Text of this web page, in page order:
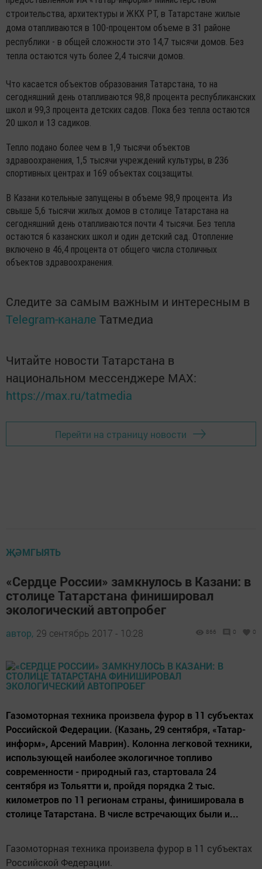
строительства, архитектуры и ЖКХ РТ, в Татарстане жилые
дома отапливаются в 100-процентом объеме в 31 районе
республики - в общей сложности это 14,7 тысячи домов. Без
тепла остаются чуть более 2,4 тысячи домов.
Что касается объектов образования Татарстана, то на
сегодняшний день отапливаются 98,8 процента республиканских
школ и 99,3 процента детских садов. Пока без тепла остаются
20 школ и 13 садиков.
Тепло подано более чем в 1,9 тысячи объектов
здравоохранения, 1,5 тысячи учреждений культуры, в 236
спортивных центрах и 169 объектах соцзащиты.
В Казани котельные запущены в объеме 98,9 процента. Из
свыше 5,6 тысячи жилых домов в столице Татарстана на
сегодняшний день отапливаются почти 4 тысячи. Без тепла
остаются 6 казанских школ и один детский сад. Отопление
включено в 46,4 процента от общего числа столичных
объектов здравоохранения.
Следите за самым важным и интересным в
Telegram-канале Татмедиа
Читайте новости Татарстана в
национальном мессенджере MАХ:
https://max.ru/tatmedia
Перейти на страницу новости
ҖӘМГЫЯТЬ
«Сердце России» замкнулось в Казани: в
столице Татарстана финишировал
экологический автопробег
автор, 29 сентябрь 2017 - 10:28 866 0 0
Газомоторная техника произвела фурор в 11 субъектах
Российской Федерации. (Казань, 29 сентября, «Татар-
информ», Арсений Маврин). Колонна легковой техники,
использующей наиболее экологичное топливо
современности - природный газ, стартовала 24
сентября из Тольятти и, пройдя порядка 2 тыс.
километров по 11 регионам страны, финишировала в
столице Татарстана. В числе встречающих были и...
Газомоторная техника произвела фурор в 11 субъектах
Российской Федерации.